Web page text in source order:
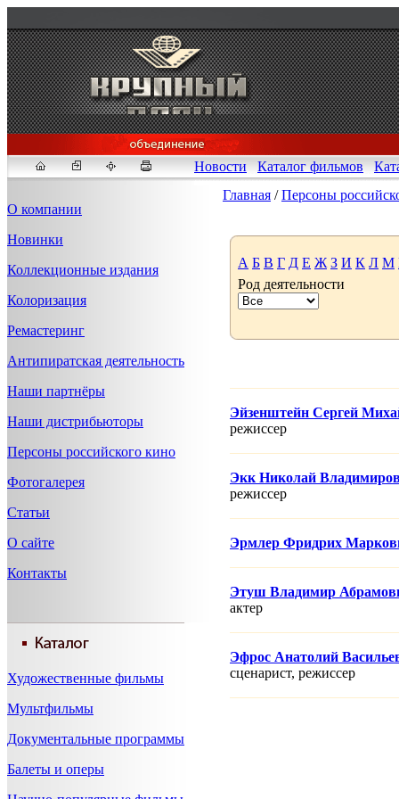
Новости Каталог фильмов
О компании
Новинки
Коллекционные издания
Колоризация
Ремастеринг
Антипиратская деятельность
Наши партнёры
Наши дистрибьюторы
Персоны российского кино
Фотогалерея
Статьи
О сайте
Контакты
Художественные фильмы
Мультфильмы
Документальные программы
Балеты и оперы
Fakeidlist -
Здесь, вhttps://
ID" или получим
Главная /Персоны
А Б В Г Д Е Ж З И К Л М
Род деятельности
Эйзенштейн Сергей
режисcер
Экк Николай
режисcер
Эрмлер Фридрих
Этуш Владимир
актер
Эфрос Анатолий
сценарист, режисcер